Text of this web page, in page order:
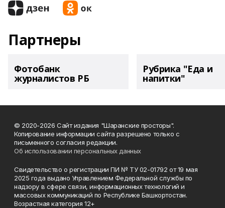
Партнеры
Фотобанк
журналистов РБ
Рубрика "Еда и
напитки"
© 2020-2026 Сайт издания "Шаранские просторы".
Копирование информации сайта разрешено только с
письменного согласия редакции.
Об использовании персональных данных
Свидетельство о регистрации ПИ № ТУ 02-01792 от 19 мая
2025 года выдано Управлением Федеральной службы по
надзору в сфере связи, информационных технологий и
массовых коммуникаций по Республике Башкортостан.
Возрастная категория 12+